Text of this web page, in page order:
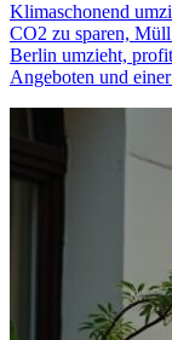
Klimaschonend
CO2 zu sparen,
Berlin umzieht,
Angeboten und